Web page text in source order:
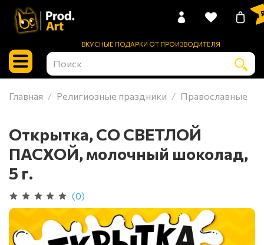
ВКУСНЫЕ ПОДАРКИ ОТ ПРОИЗВОДИТЕЛЯ
0
Главная Религиозные праздники Православные
Открытка, СО СВЕТЛОЙ
ПАСХОЙ, молочный шоколад,
5 г.
(0)